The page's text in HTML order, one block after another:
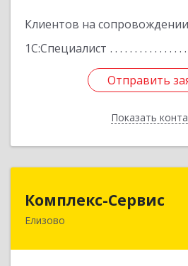
Клиентов на сопровождении
1С:Специалист
Отправить
Показать
Отправить
Назад
Комплекс-Сервис
Елизово684000, Камчатский